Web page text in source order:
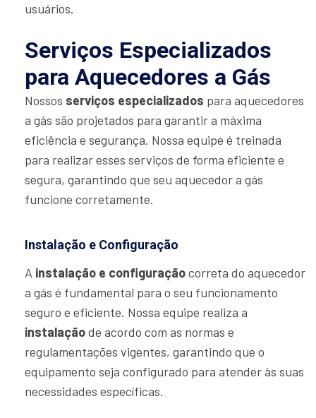
usuários.
Serviços Especializados
para Aquecedores a Gás
Nossos serviços especializados para aquecedores
a gás são projetados para garantir a máxima
eficiência e segurança. Nossa equipe é treinada
para realizar esses serviços de forma eficiente e
segura, garantindo que seu aquecedor a gás
funcione corretamente.
Instalação e Configuração
A instalação e configuraçãocorreta do aquecedor
a gás é fundamental para o seu funcionamento
seguro e eficiente. Nossa equipe realiza a
instalaçãode acordo com as normas e
regulamentações vigentes, garantindo que o
equipamento seja configurado para atender às suas
necessidades específicas.